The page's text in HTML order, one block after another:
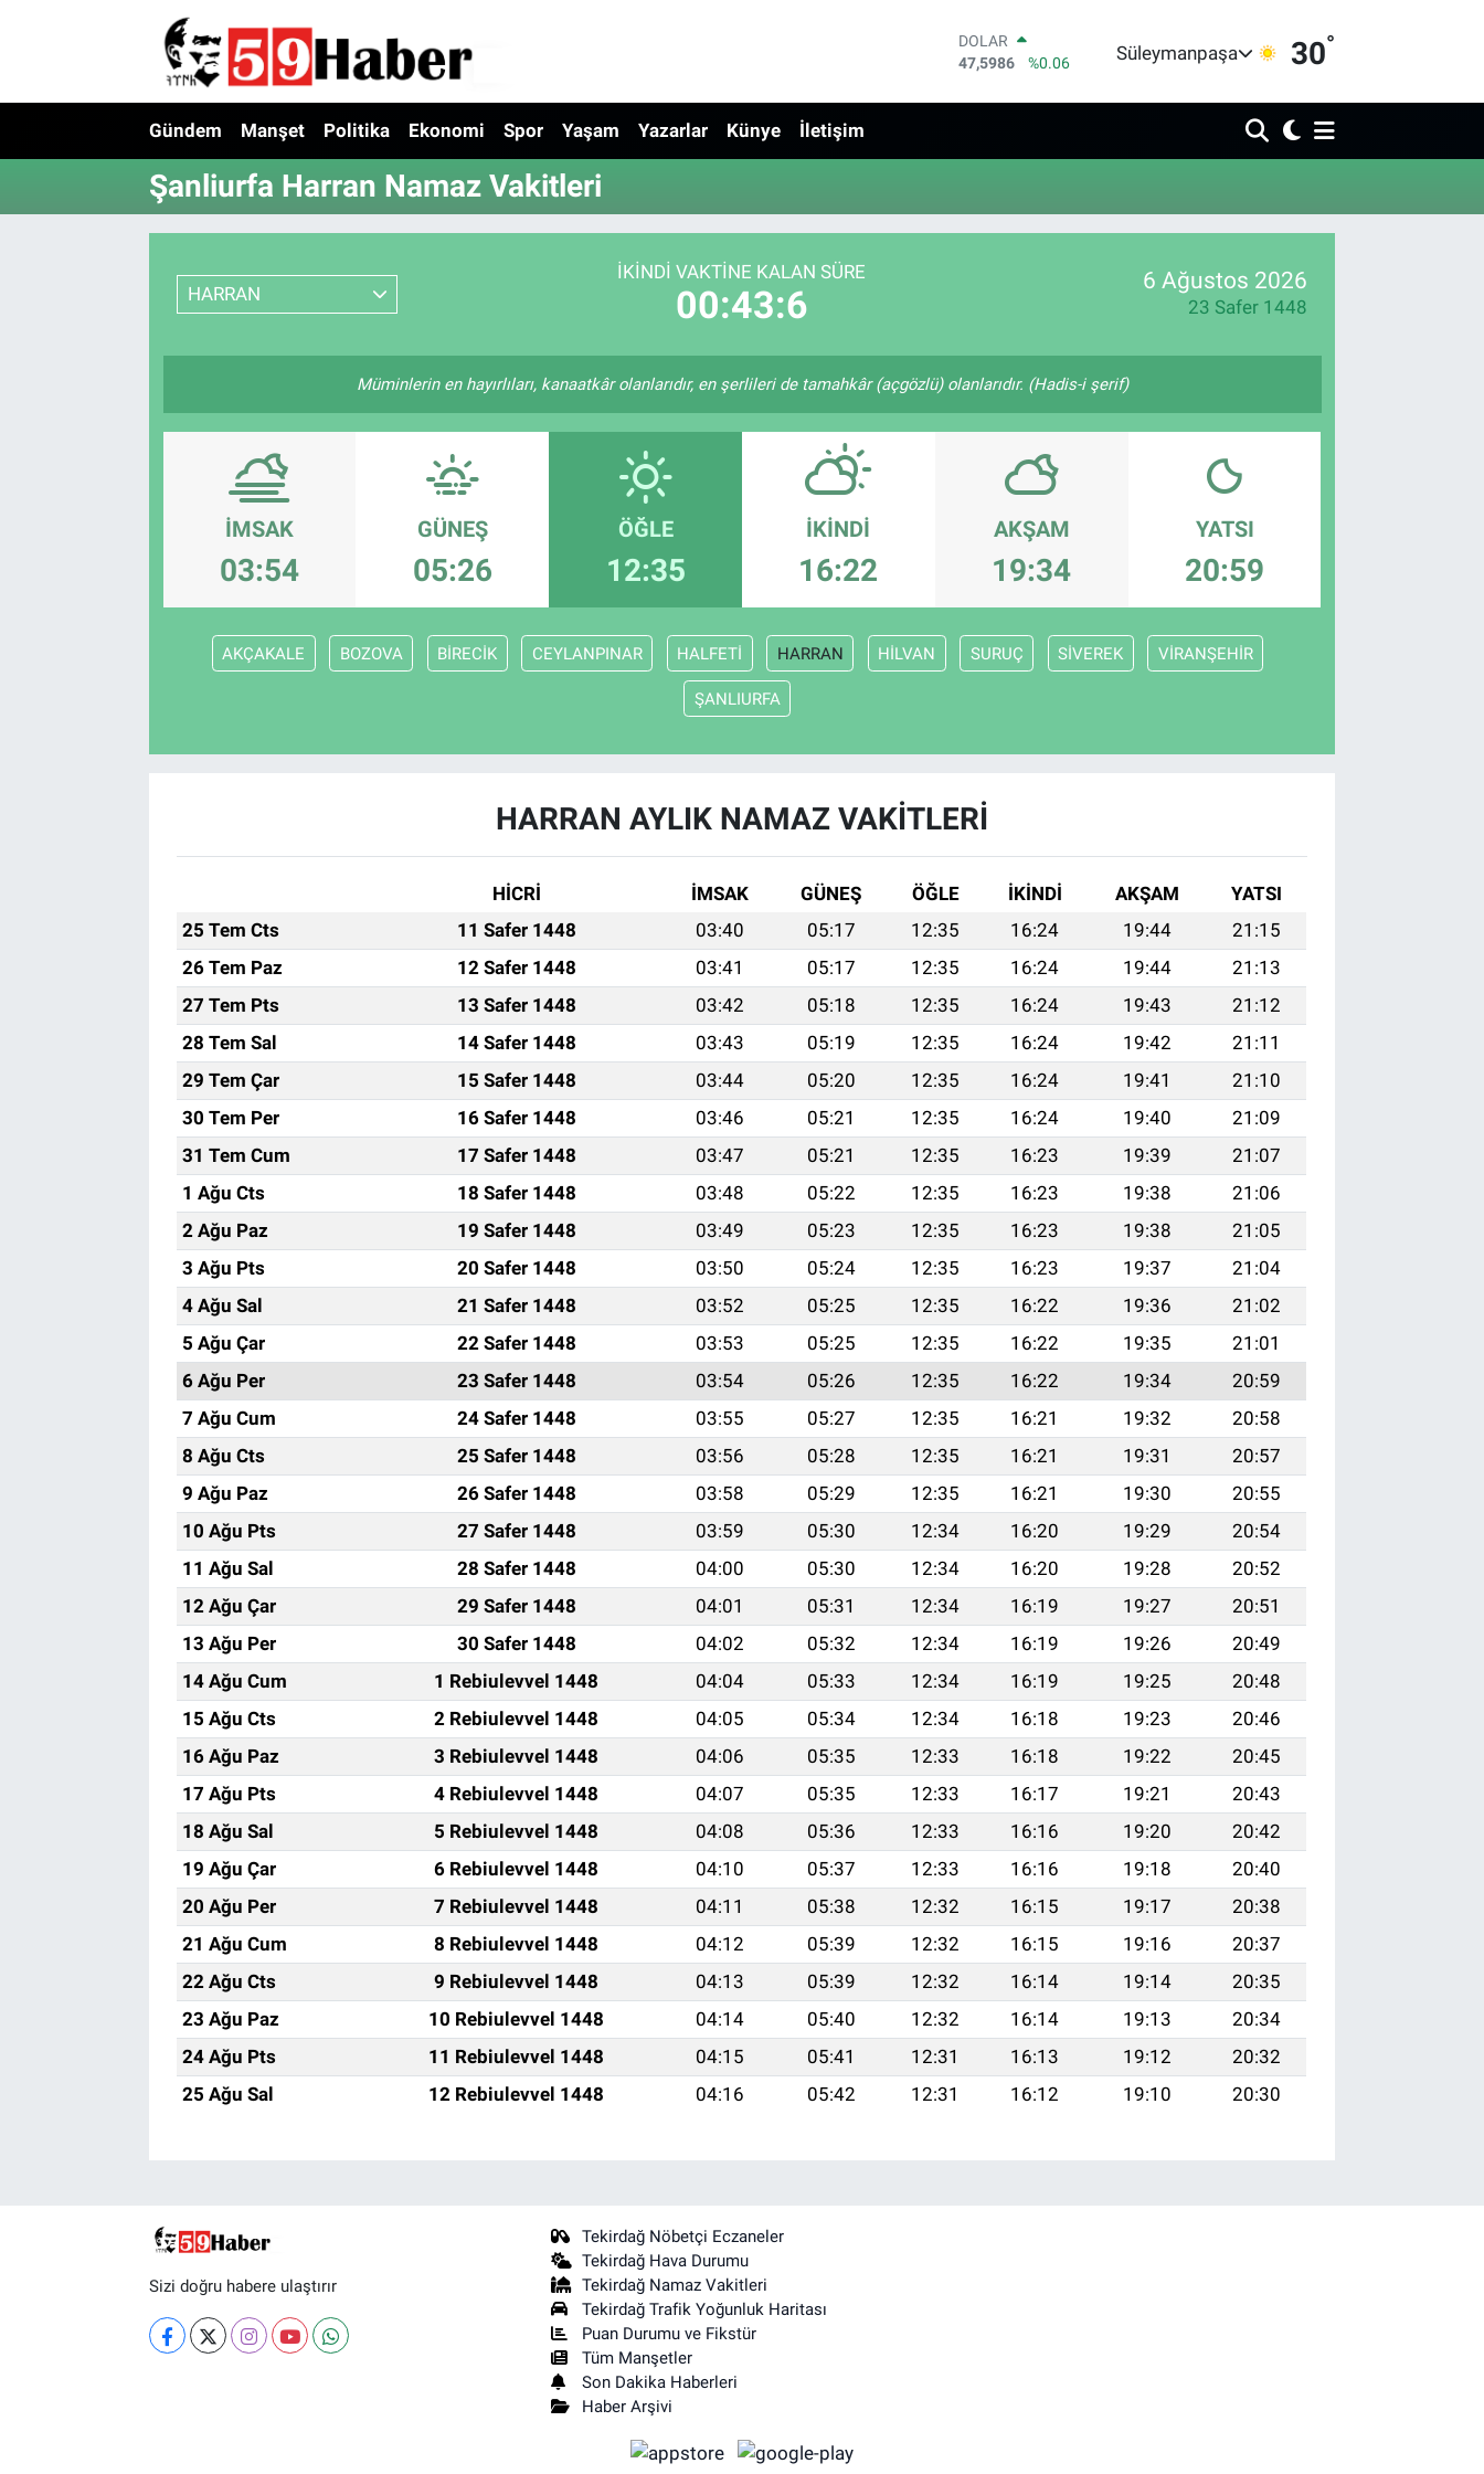
DOLAR
47,5986
%0.06
55,0700
%0.1
BİST100
Süleymanpaşa 30°
Gündem Manşet Politika Ekonomi Spor Yaşam Yazarlar Künye İletişim
Şanliurfa Harran Namaz Vakitleri
HARRAN
İKINDI VAKTINE KALAN SÜRE
00:43:6
6 Ağustos 2026
23 Safer 1448
Müminlerin en hayırlıları, kanaatkâr olanlarıdır, en şerlileri de tamahkâr (açgözlü) olanlarıdır. (Hadis-i şerif)
İMSAK
03:54
GÜNEŞ
05:26
ÖĞLE
12:35
İKINDI
16:22
AKŞAM
19:34
YATSI
20:59
AKÇAKALE BOZOVA BİRECİK CEYLANPINAR HALFETİ HARRAN HİLVAN SURUÇ SİVEREK VİRANŞEHİR
ŞANLIURFA
HARRAN AYLIK NAMAZ VAKITLERI
HİCRİ İMSAK GÜNEŞ ÖĞLE İKINDI AKŞAM
YATSI
25 Tem Cts
11 Safer 1448 03:40 05:17 12:35 16:24 19:44
21:15
26 Tem Paz
12 Safer 1448 03:41 05:17 12:35 16:24 19:44
21:13
27 Tem Pts
13 Safer 1448 03:42 05:18 12:35 16:24 19:43
21:12
28 Tem Sal
14 Safer 1448 03:43 05:19 12:35 16:24 19:42
21:11
29 Tem Çar
15 Safer 1448 03:44 05:20 12:35 16:24 19:41
21:10
30 Tem Per
16 Safer 1448 03:46 05:21 12:35 16:24 19:40
21:09
31 Tem Cum
17 Safer 1448 03:47 05:21 12:35 16:23 19:39
21:07
1 Ağu Cts
18 Safer 1448 03:48 05:22 12:35 16:23 19:38
21:06
2 Ağu Paz
19 Safer 1448 03:49 05:23 12:35 16:23 19:38
21:05
3 Ağu Pts
20 Safer 1448 03:50 05:24 12:35 16:23 19:37
21:04
4 Ağu Sal
21 Safer 1448 03:52 05:25 12:35 16:22 19:36
21:02
5 Ağu Çar
22 Safer 1448 03:53 05:25 12:35 16:22 19:35
21:01
6 Ağu Per
23 Safer 1448 03:54 05:26 12:35 16:22 19:34
20:59
7 Ağu Cum
24 Safer 1448 03:55 05:27 12:35 16:21 19:32
20:58
8 Ağu Cts
25 Safer 1448 03:56 05:28 12:35 16:21 19:31
20:57
9 Ağu Paz
26 Safer 1448 03:58 05:29 12:35 16:21 19:30
20:55
10 Ağu Pts
27 Safer 1448 03:59 05:30 12:34 16:20 19:29
20:54
11 Ağu Sal
28 Safer 1448 04:00 05:30 12:34 16:20 19:28
20:52
12 Ağu Çar
29 Safer 1448 04:01 05:31 12:34 16:19 19:27
20:51
13 Ağu Per
30 Safer 1448 04:02 05:32 12:34 16:19 19:26
20:49
14 Ağu Cum
1 Rebiulevvel 1448 04:04 05:33 12:34 16:19 19:25
20:48
15 Ağu Cts
2 Rebiulevvel 1448 04:05 05:34 12:34 16:18 19:23
20:46
16 Ağu Paz
3 Rebiulevvel 1448 04:06 05:35 12:33 16:18 19:22
20:45
17 Ağu Pts
4 Rebiulevvel 1448 04:07 05:35 12:33 16:17 19:21
20:43
18 Ağu Sal
5 Rebiulevvel 1448 04:08 05:36 12:33 16:16 19:20
20:42
19 Ağu Çar
6 Rebiulevvel 1448 04:10 05:37 12:33 16:16 19:18
20:40
20 Ağu Per
7 Rebiulevvel 1448 04:11 05:38 12:32 16:15 19:17
20:38
21 Ağu Cum
8 Rebiulevvel 1448 04:12 05:39 12:32 16:15 19:16
20:37
22 Ağu Cts
9 Rebiulevvel 1448 04:13 05:39 12:32 16:14 19:14
20:35
23 Ağu Paz
10 Rebiulevvel 1448 04:14 05:40 12:32 16:14 19:13
20:34
24 Ağu Pts
11 Rebiulevvel 1448 04:15 05:41 12:31 16:13 19:12
20:32
25 Ağu Sal
12 Rebiulevvel 1448 04:16 05:42 12:31 16:12 19:10 20:30
Sizi doğru habere ulaştırır
Tekirdağ Nöbetçi Eczaneler
Tekirdağ Hava Durumu
Tekirdağ Namaz Vakitleri
Tekirdağ Trafik Yoğunluk Haritası
Puan Durumu ve Fikstür
Tüm Manşetler
Son Dakika Haberleri
Haber Arşivi